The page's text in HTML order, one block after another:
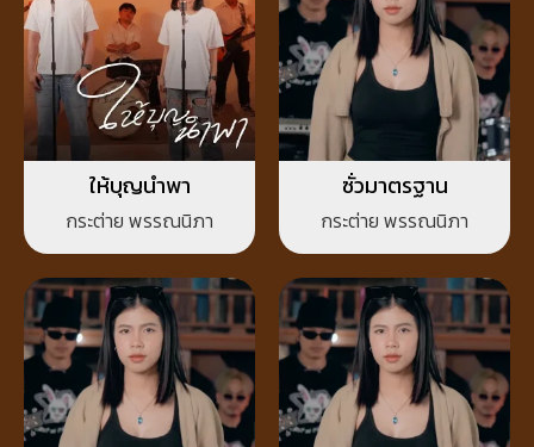
ให้บุญนำพา
กระต่าย พรรณนิภา
ซั่วมาตรฐาน
กระต่าย พรรณนิภา